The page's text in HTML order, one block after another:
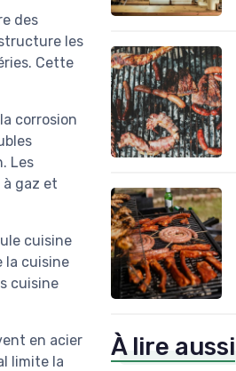
des
les
Cette
corrosion
Les
gaz et
cuisine
la cuisine
cuisine
en acier
limite la
À lire aussi